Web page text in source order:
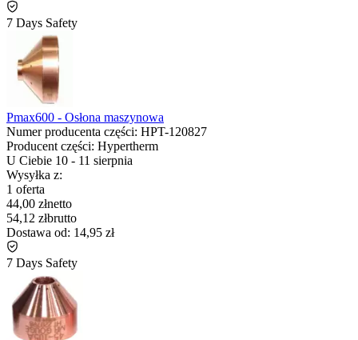
7 Days Safety
Pmax600 - Osłona maszynowa
Numer producenta części: HPT-120827
Producent części: Hypertherm
U Ciebie 10 - 11 sierpnia
Wysyłka z:
1 oferta
44,00 złnetto
54,12 złbrutto
Dostawa od: 14,95 zł
7 Days Safety